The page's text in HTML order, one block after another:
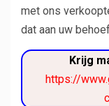
met ons
dat aan uw
Krijg
https://